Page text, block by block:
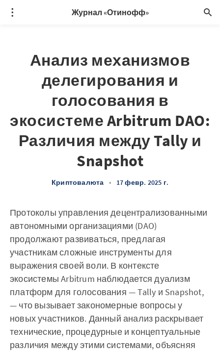
Журнал «Отинофф»
Анализ механизмов
делегирования и
голосования в
экосистеме Arbitrum DAO:
Различия между Tally и
Snapshot
Криптовалюта • 17 февр. 2025 г.
Протоколы управления децентрализованными
автономными организациями (DAO)
продолжают развиваться, предлагая
участникам сложные инструменты для
выражения своей воли. В контексте
экосистемы Arbitrum наблюдается дуализм
платформ для голосования — Tally и Snapshot,
— что вызывает закономерные вопросы у
новых участников. Данный анализ раскрывает
технические, процедурные и концептуальные
различия между этими системами, объясняя